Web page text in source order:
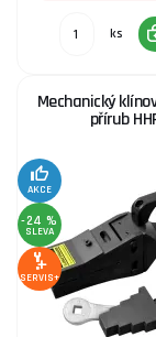
ks
Mechanický
přírub
AKCE
-24 %
SLEVA
SERVIS+